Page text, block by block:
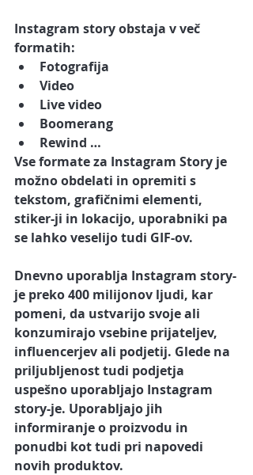
Instagram story obstaja v več
formatih:
Fotografija
Video
Live video
Boomerang
Rewind …
Vse formate za Instagram Story je
možno obdelati in opremiti s
tekstom, grafičnimi elementi,
stiker-ji in lokacijo, uporabniki pa
se lahko veselijo tudi GIF-ov.
Dnevno uporablja Instagram story-
je preko 400 milijonov ljudi, kar
pomeni, da ustvarijo svoje ali
konzumirajo vsebine prijateljev,
influencerjev ali podjetij. Glede na
priljubljenost tudi podjetja
uspešno uporabljajo Instagram
story-je. Uporabljajo jih
informiranje o proizvodu in
ponudbi kot tudi pri napovedi
novih produktov.